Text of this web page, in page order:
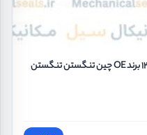
سیل مکانیکی فیبر و فنر نافی الماسه 120A برند OE چین تنگستن تنگستن